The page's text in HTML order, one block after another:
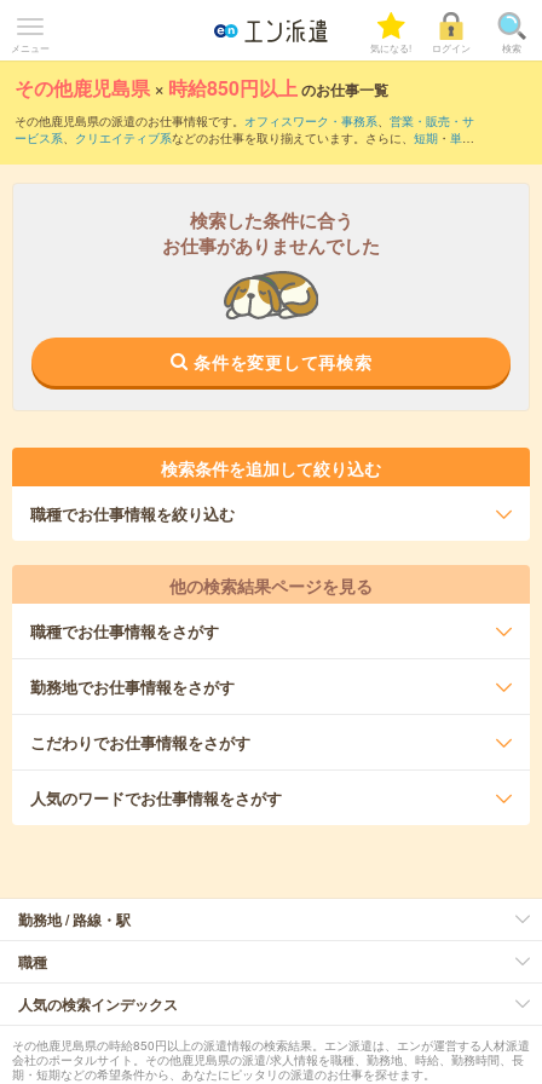
メニュー 気になる! ログイン 検索
その他鹿児島県 × 時給850円以上のお仕事一覧
その他鹿児島県の派遣のお仕事情報です。 オフィスワーク・事務系、 営業・販売・サ
ービス系、 クリエイティブ系などのお仕事を取り揃えています。さらに、 短期 ・ 単発
時給1050円以上・1800円以上の求人はこちら
検索した条件に合う
お仕事がありませんでした
条件を変更して再検索
検索条件を追加して絞り込む
職種でお仕事情報を絞り込む
他の検索結果ページを見る
職種でお仕事情報をさがす
勤務地でお仕事情報をさがす
こだわりでお仕事情報をさがす
人気のワードでお仕事情報をさがす
勤務地 / 路線・駅
職種
人気の検索インデックス
その他鹿児島県の時給850円以上の派遣情報の検索結果。エン派遣は、エンが運営する人材派遣
会社のポータルサイト。その他鹿児島県の派遣/求人情報を職種、勤務地、時給、勤務時間、長
期・短期などの希望条件から、あなたにピッタリの派遣のお仕事を探せます。